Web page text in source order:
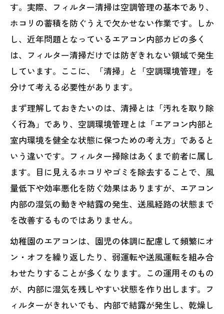
す。実際、フィルター清掃は空調管理の基本であり、
ホコリの蓄積を防ぐうえで欠かせない作業です。しか
し、近年問題となっているエアコン内部カビの多く
は、フィルター清掃だけでは防ぎきれない領域で発生
しています。ここに、「清掃」と「空調環境管理」を
分けて考える必要性があります。
まず理解しておきたいのは、清掃とは「汚れを取り除
く行為」であり、空調環境管理とは「エアコン内部と
室内環境を健全な状態に保つための考え方」であると
いう違いです。フィルター掃除はあくまで前者に属し
ます。目に見えるホコリやゴミを除去することで、風
量低下や効率悪化を防ぐ効果はありますが、エアコン
内部の湿気の動きや結露の発生、送風経路の状態まで
を改善するものではありません。
幼稚園のエアコンは、園児の体調に配慮して頻繁にオ
ン・オフを繰り返したり、弱運転や送風運転を組み合
わせたりすることが多くなります。この運用そのもの
が、内部に湿気を残しやすい状態を作り出します。フ
ィルターがきれいでも、内部で結露が発生し、乾燥し